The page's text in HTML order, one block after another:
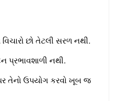
છો તેટલી સરળ નથી.
પ્રભાવશાળી નથી.
તેનો ઉપયોગ કરવો ખૂબ જ